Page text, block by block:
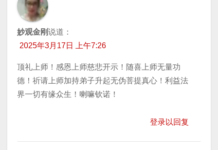
妙观金刚说道：
2025年3月17日 上午7:26
顶礼上师！感恩上师慈悲开示！随喜上师无量功
德！祈请上师加持弟子升起无伪菩提真心！利益法
界一切有缘众生！喇嘛钦诺！
登录以回复